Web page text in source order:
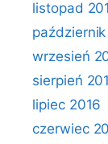
listopad
wrzesień
sierpień
lipiec 2016
czerwiec